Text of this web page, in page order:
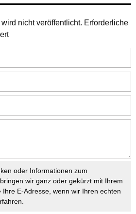
nicht veröffentlicht. Erforderliche
oder Informationen zum
wir ganz oder gekürzt mit Ihrem
E-Adresse, wenn wir Ihren echten